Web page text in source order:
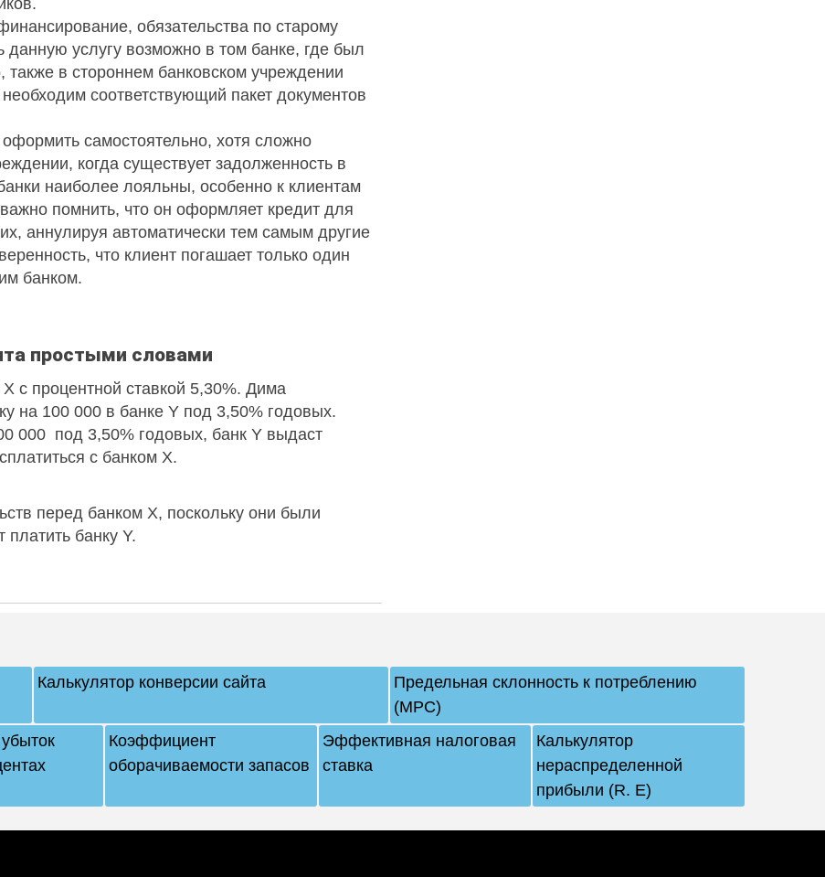
обязательства по старому
услугу возможно в том банке, где был
в стороннем банковском учреждении
соответствующий пакет документов
самостоятельно, хотя сложно
когда существует задолженность в
наиболее лояльны, особенно к клиентам
помнить, что он оформляет кредит для
аннулируя автоматически тем самым другие
что клиент погашает только один
банком.
простыми словами
с процентной ставкой 5,30%. Дима
на 100 000 в банке Y под 3,50% годовых.
000 под 3,50% годовых, банк Y выдаст
с банком X.
перед банком X, поскольку они были
банку Y.
Калькулятор конверсии сайта
Предельная склонность к потреблению
(MPC)
Коэффициент
оборачиваемости запасов
Эффективная налоговая
ставка
Калькулятор
нераспределенной
прибыли (R. E)